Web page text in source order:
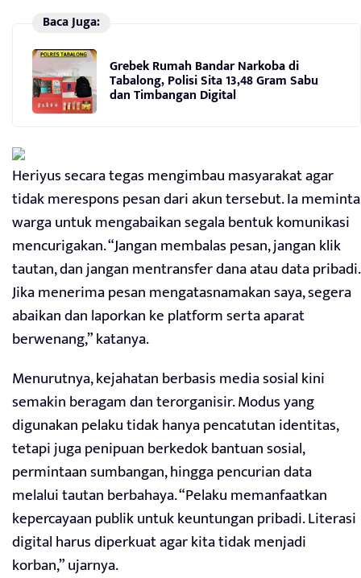
Baca Juga:
Grebek Rumah Bandar Narkoba di
Tabalong, Polisi Sita 13,48 Gram Sabu
dan Timbangan Digital
Heriyus secara tegas mengimbau masyarakat agar
tidak merespons pesan dari akun tersebut. Ia meminta
warga untuk mengabaikan segala bentuk komunikasi
mencurigakan. “Jangan membalas pesan, jangan klik
tautan, dan jangan mentransfer dana atau data pribadi.
Jika menerima pesan mengatasnamakan saya, segera
abaikan dan laporkan ke platform serta aparat
berwenang,” katanya.
Menurutnya, kejahatan berbasis media sosial kini
semakin beragam dan terorganisir. Modus yang
digunakan pelaku tidak hanya pencatutan identitas,
tetapi juga penipuan berkedok bantuan sosial,
permintaan sumbangan, hingga pencurian data
melalui tautan berbahaya. “Pelaku memanfaatkan
kepercayaan publik untuk keuntungan pribadi. Literasi
digital harus diperkuat agar kita tidak menjadi
korban,” ujarnya.